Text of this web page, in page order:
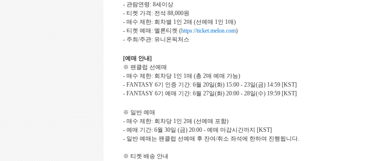
- 관람연령: 8세이상
- 티켓 가격 : 전석 88,000원
- 매수 제한: 회차별 1인 2매 (선예매 1인 1매)
- 티켓 예매 : 멜론티켓 (https://ticket.melon.com)
- 주최 /주관: 유니온픽처스
[예매 안내]
※ 팬클럽 선예매
- 매수 제한: 회차당 1인 1매 (총 2매 예매 가능)
- FANTASY 6기 인증 기간: 6월 20일(화) 15:00 - 23일(금) 14:59 [KST]
- FANTASY 6기 예매 기간: 6월 27일(화) 20:00 - 28일(수) 19:59 [KST]
※ 일반 예매
- 매수 제한: 회차당 1인 2매 (선예매 포함)
- 예매 기간: 6월 30일 (금) 20:00 - 예매 마감시간까지 [KST]
- 일반 예매는 팬클럽 선예매 후 잔여/취소 좌석에 한하여 진행됩니다.
※ 티켓 배송 안내